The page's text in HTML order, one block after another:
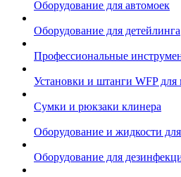
Оборудование для автомоек
Оборудование для детейлинга
Профессиональные
Установки и штанги WFP для
Сумки и рюкзаки клинера
Оборудование и жидкости
Оборудование для